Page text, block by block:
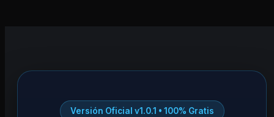
Versión Oficial v1.0.1 • 100% Gratis